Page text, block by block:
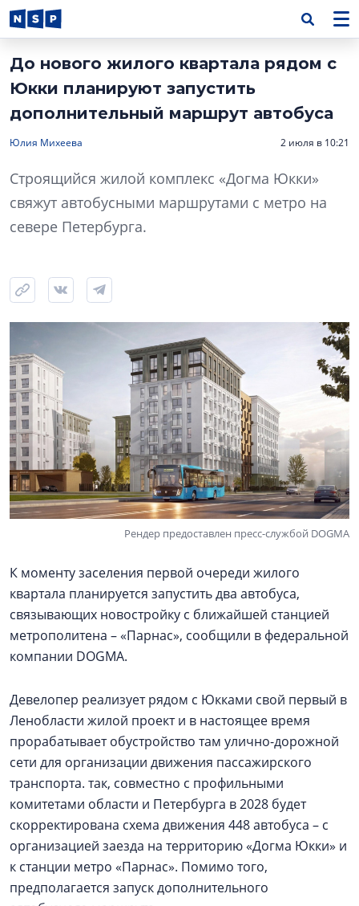
До нового жилого квартала рядом с
Юкки планируют запустить
дополнительный маршрут автобуса
Юлия Михеева 2 июля в 10:21
Строящийся жилой комплекс «Догма Юкки»
свяжут автобусными маршрутами с метро на
севере Петербурга.
Рендер предоставлен пресс-службой DOGMA
К моменту заселения первой очереди жилого
квартала планируется запустить два автобуса,
связывающих новостройку с ближайшей станцией
метрополитена – «Парнас», сообщили в федеральной
компании DOGMA.
Девелопер реализует рядом с Юкками свой первый в
Ленобласти жилой проект и в настоящее время
прорабатывает обустройство там улично-дорожной
сети для организации движения пассажирского
транспорта. так, совместно с профильными
комитетами области и Петербурга в 2028 будет
скорректирована схема движения 448 автобуса – с
организацией заезда на территорию «Догма Юкки» и
к станции метро «Парнас». Помимо того,
предполагается запуск дополнительного